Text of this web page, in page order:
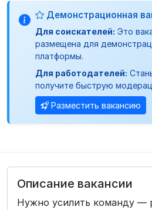
Демонстрационная
Для соискателей: Это
размещена для
платформы.
Для работодателей:
получите быструю
Разместить вакансию
Описание вакансии
Нужно усилить команду —